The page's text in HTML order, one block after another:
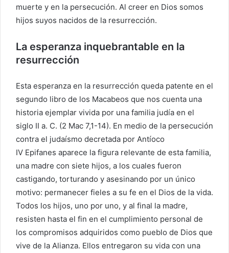
muerte y en la persecución. Al creer en Dios somos
hijos suyos nacidos de la resurrección.
La esperanza inquebrantable en la
resurrección
Esta esperanza en la resurrección queda patente en el
segundo libro de los Macabeos que nos cuenta una
historia ejemplar vivida por una familia judía en el
siglo II a. C. (2 Mac 7,1-14). En medio de la persecución
contra el judaísmo decretada por Antíoco
IV Epifanes aparece la figura relevante de esta familia,
una madre con siete hijos, a los cuales fueron
castigando, torturando y asesinando por un único
motivo: permanecer fieles a su fe en el Dios de la vida.
Todos los hijos, uno por uno, y al final la madre,
resisten hasta el fin en el cumplimiento personal de
los compromisos adquiridos como pueblo de Dios que
vive de la Alianza. Ellos entregaron su vida con una